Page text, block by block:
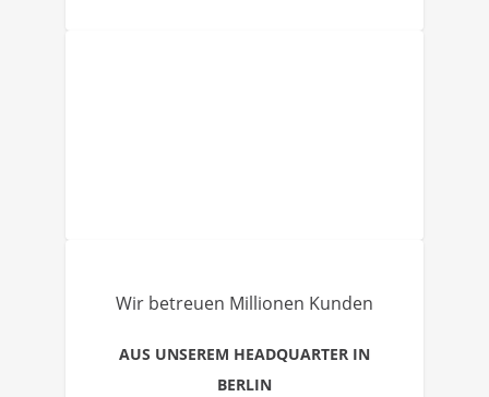
Wir betreuen Millionen Kunden
AUS UNSEREM HEADQUARTER IN
BERLIN